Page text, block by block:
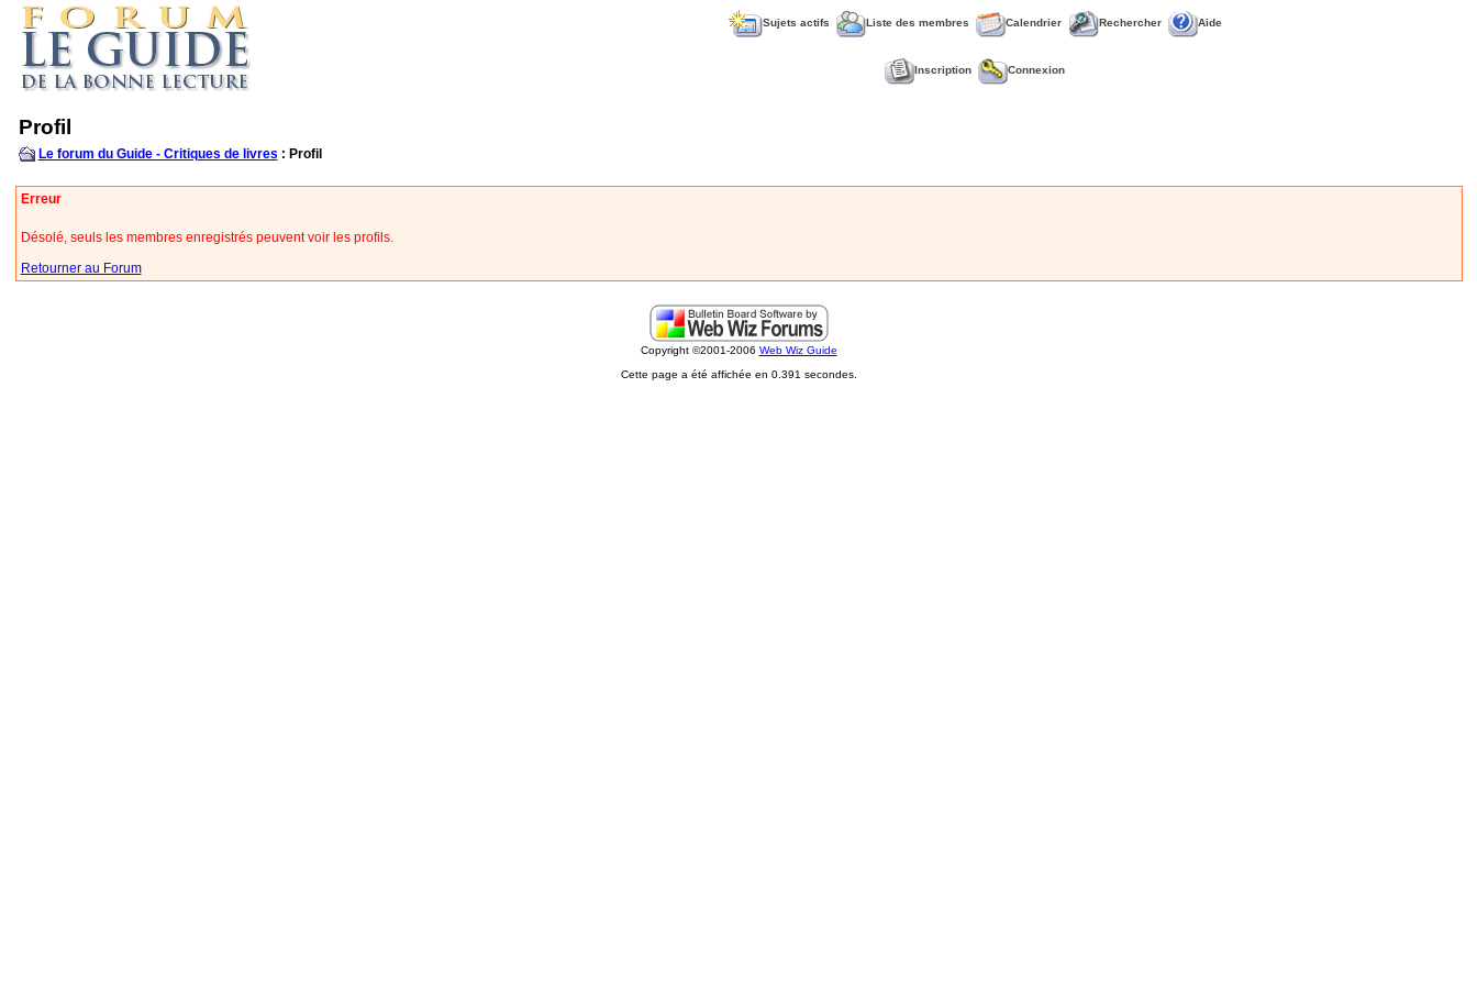
Sujets actifs Liste des membres Calendrier Rechercher Aide
Inscription Connexion
Profil
Le forum du Guide - Critiques de livres : Profil
Erreur
Désolé, seuls les membres enregistrés peuvent voir les profils.
Retourner au Forum
Copyright ©2001-2006 Web Wiz Guide
Cette page a été affichée en 0.391 secondes.